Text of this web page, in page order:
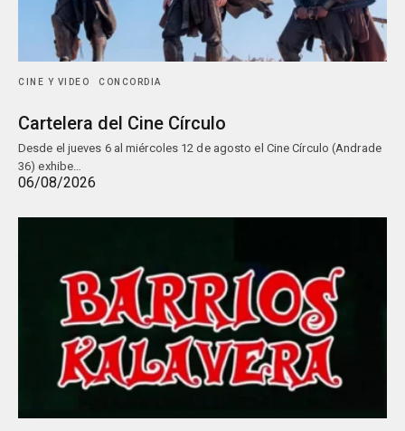
CINE Y VIDEO CONCORDIA
Cartelera del Cine Círculo
Desde el jueves 6 al miércoles 12 de agosto el Cine Círculo (Andrade
36) exhibe…
06/08/2026